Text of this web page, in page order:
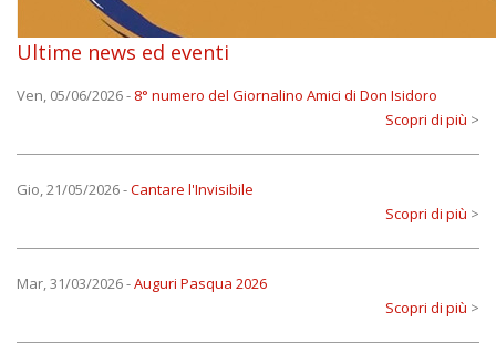
Ultime news ed eventi
Ven, 05/06/2026- 8° numero del Giornalino Amici di Don Isidoro
Scopri di più >
Gio, 21/05/2026-Cantare l'Invisibile
Scopri di più >
Mar, 31/03/2026-Auguri Pasqua 2026
Scopri di più >